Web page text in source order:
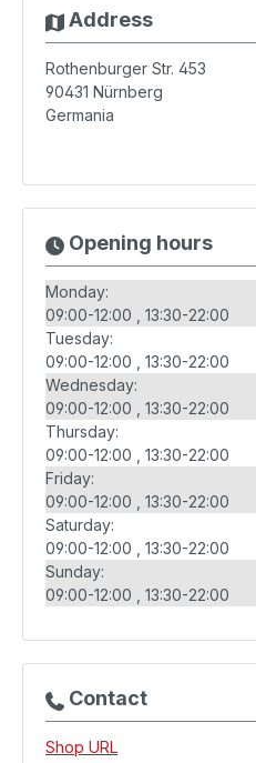
Address
Rothenburger Str. 453
90431 Nürnberg
Germania
Opening hours
Monday:
09:00-12:00
13:30-22:00
Tuesday:
09:00-12:00
13:30-22:00
Wednesday:
09:00-12:00
13:30-22:00
Thursday:
09:00-12:00
13:30-22:00
Friday:
09:00-12:00
13:30-22:00
Saturday:
09:00-12:00
13:30-22:00
Sunday:
09:00-12:00
13:30-22:00
Contact
Shop URL